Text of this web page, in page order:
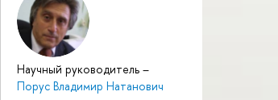
Научный руководитель –
Порус Владимир Натанович